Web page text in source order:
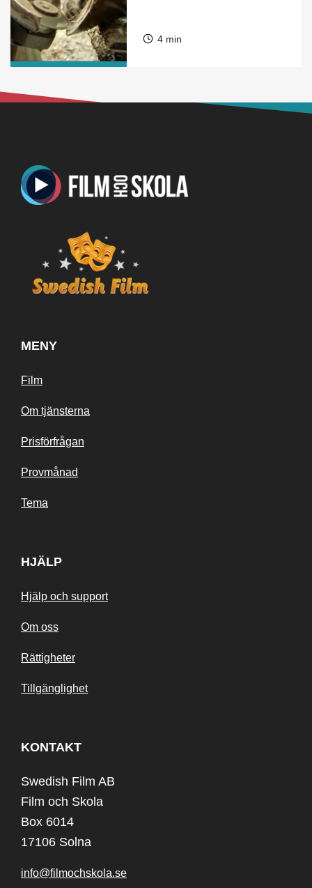
4 min
MENY
Film
Om tjänsterna
Prisförfrågan
Provmånad
Tema
HJÄLP
Hjälp och support
Om oss
Rättigheter
Tillgänglighet
KONTAKT
Swedish Film AB
Film och Skola
Box 6014
17106 Solna
info@filmochskola.se